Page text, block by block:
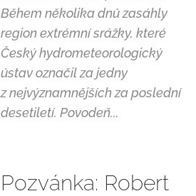
Během několika dnů zasáhly
region extrémní srážky, které
Český hydrometeorologický
ústav označil za jedny
z nejvýznamnějších za poslední
desetiletí. Povodeň...
Pozvánka: Robert